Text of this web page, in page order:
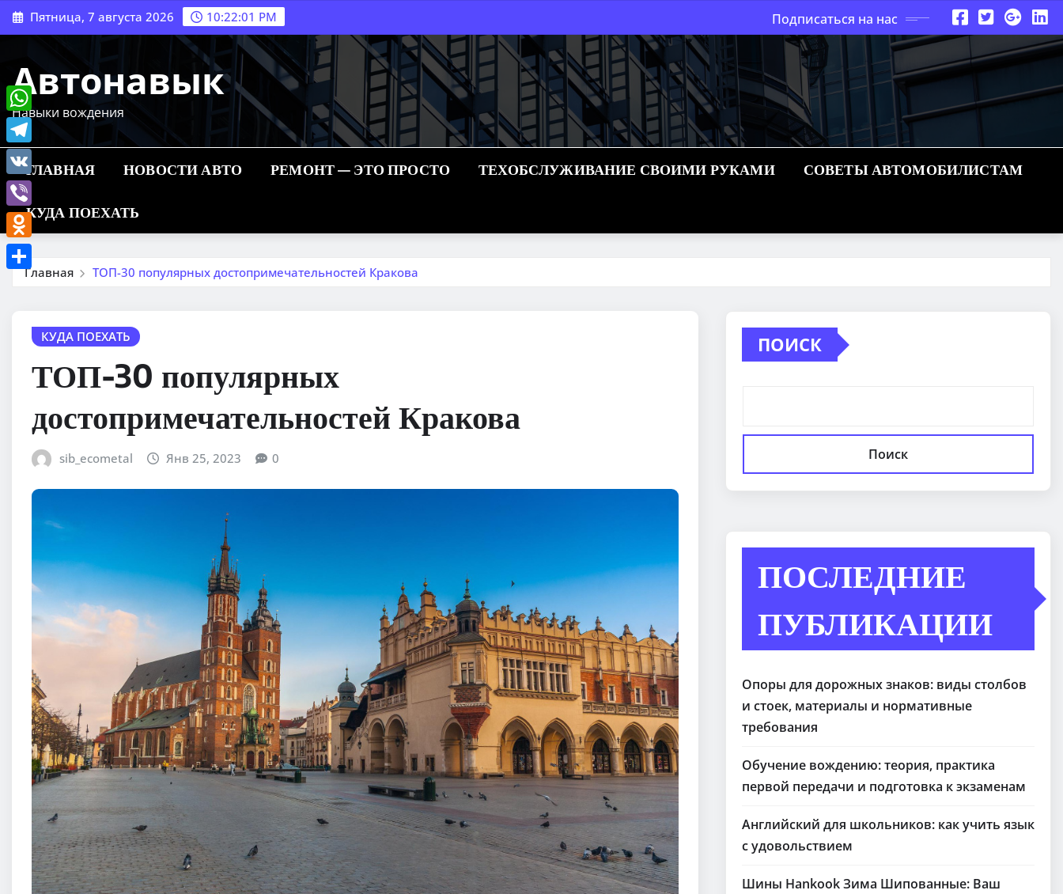
Перейти
к
Пятница, 7 августа 2026 10:22:02 PM Подписаться на нас
Автонавык
Навыки вождения
ГЛАВНАЯ НОВОСТИ АВТО РЕМОНТ — ЭТО ПРОСТО ТЕХОБСЛУЖИВАНИЕ СВОИМИ РУКАМИ СОВЕТЫ АВТОМОБИЛИСТАМ
КУДА ПОЕХАТЬ
Главная ТОП-30 популярных достопримечательностей Кракова
КУДА ПОЕХАТЬ
ТОП-30 популярных
достопримечательностей Кракова
sib_ecometal Янв 25, 2023 0
ПОИСК
Поиск
ПОСЛЕДНИЕ
ПУБЛИКАЦИИ
Опоры для дорожных знаков: виды столбов
и стоек, материалы и нормативные
требования
Обучение вождению: теория, практика
первой передачи и подготовка к экзаменам
Английский для школьников: как учить язык
с удовольствием
Шины Hankook Зима Шипованные: Ваш
WhatsApp
Telegram
VK
Viber
Odnoklassniki
Отправить